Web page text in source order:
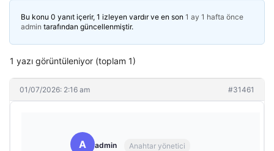
Bu konu 0 yanıt içerir, 1 izleyen vardır ve en son 1 ay 1 hafta önce
admin tarafından güncellenmiştir.
1 yazı görüntüleniyor (toplam 1)
01/07/2026: 2:16 am #31461
A admin Anahtar yönetici